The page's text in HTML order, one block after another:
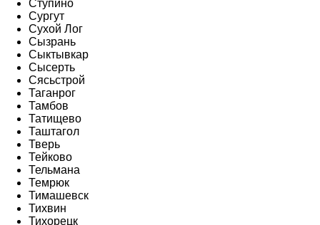
Ступино
Сургут
Сухой Лог
Сызрань
Сыктывкар
Сысерть
Сясьстрой
Таганрог
Тамбов
Татищево
Таштагол
Тверь
Тейково
Тельмана
Темрюк
Тимашевск
Тихвин
Тихорецк